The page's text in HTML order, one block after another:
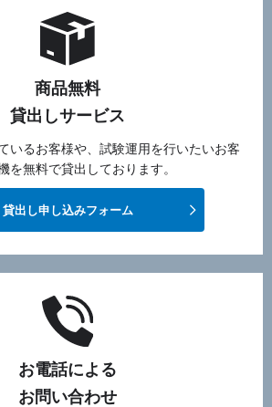
商品無料
貸出しサービス
いるお客様や、試験運用を行いたいお客
を無料で貸出しております。
貸出し申し込みフォーム
お電話による
お問い合わせ